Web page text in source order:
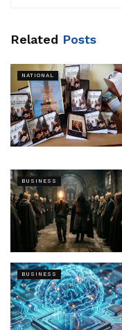
cazul minorului,
Constituţia Nigeriei”,
Citește întreg articolul
Tags: 10 ani allah
www.bpnews.ro
Related Posts
NATIONAL
BUSINESS
BUSINESS